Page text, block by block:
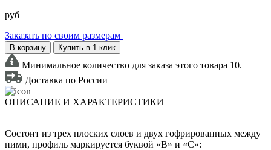
руб
Заказать по своим размерам
В корзину Купить в 1 клик
Минимальное количество для заказа этого товара 10.
Доставка по России
ОПИСАНИЕ И ХАРАКТЕРИСТИКИ
Состоит из трех плоских слоев и двух гофрированных между
ними, профиль маркируется буквой «В» и «С»: